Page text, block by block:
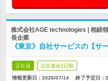
株式会社AGE technologies | 相続
長企業
《東京》自社サービスの【
正社員 完全週休2日制
情報更新日：2026/07/14 終了予定日：